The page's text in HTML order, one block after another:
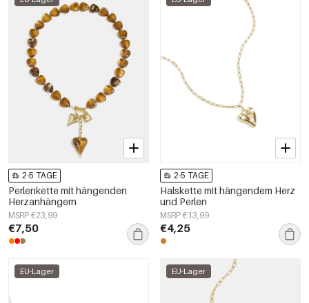
2-5 TAGE
Perlenkette mit hängenden
Herzanhängern
MSRP €23,99
€7,50
2-5 TAGE
Halskette mit hängendem Herz
und Perlen
MSRP €13,99
€4,25
EU-Lager EU-Lager